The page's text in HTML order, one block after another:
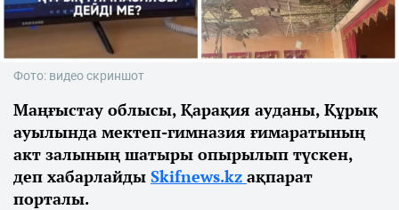
Фото: видео скриншот
Маңғыстау облысы, Қарақия ауданы, Құрық
ауылында мектеп-гимназия ғимаратының
акт залының шатыры опырылып түскен,
деп хабарлайды Skifnews.kz ақпарат
порталы.